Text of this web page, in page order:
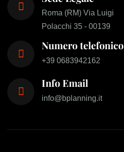
Roma (RM) Via Luigi
Polacchi 35 - 00139
Numero telefonico
+39 0683942162
Info Email
info@bplanning.it